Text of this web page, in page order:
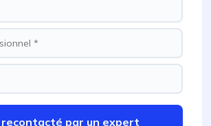
par un expert